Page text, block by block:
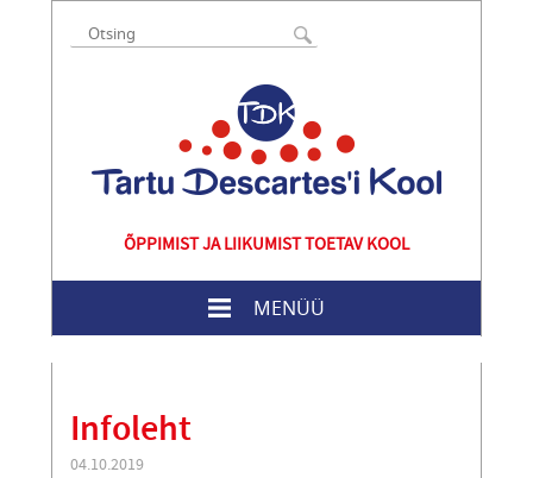
ÕPPIMIST JA LIIKUMIST TOETAV KOOL
MENÜÜ
Infoleht
04.10.2019